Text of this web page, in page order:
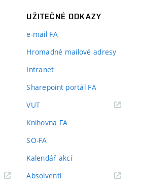
UŽITEČNÉ ODKAZY
e-mail FA
Hromadné mailové adresy
Intranet
Sharepoint portál FA
VUT(externí
Knihovna FA
SO-FA
Kalendář akcí
Absolventi(externí